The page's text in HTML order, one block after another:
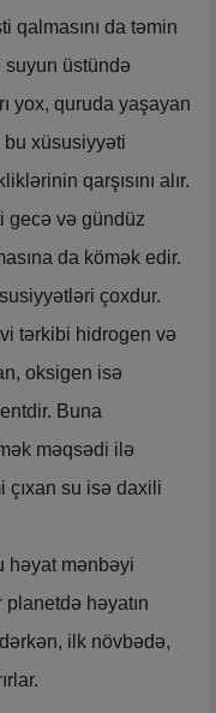
qalmasını da təmin
üstündə
yox, quruda yaşayan
bu xüsusiyyəti
qarşısını alır.
gecə və gündüz
da kömək edir.
çoxdur.
tərkibi hidrogen və
oksigen isə
Buna
məqsədi ilə
çıxan su isə daxili
həyat mənbəyi
planetdə həyatın
ilk növbədə,